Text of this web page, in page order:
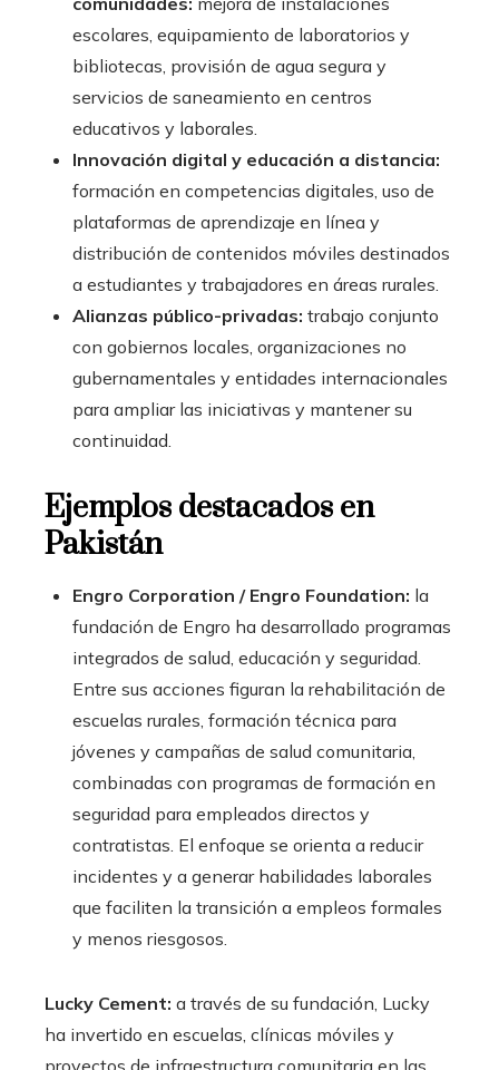
escolares, equipamiento de laboratorios y
bibliotecas, provisión de agua segura y
servicios de saneamiento en centros
educativos y laborales.
Innovación digital y educación a distancia:
formación en competencias digitales, uso de
plataformas de aprendizaje en línea y
distribución de contenidos móviles destinados
a estudiantes y trabajadores en áreas rurales.
Alianzas público-privadas: trabajo conjunto
con gobiernos locales, organizaciones no
gubernamentales y entidades internacionales
para ampliar las iniciativas y mantener su
continuidad.
Ejemplos destacados en
Pakistán
Engro Corporation / Engro Foundation: la
fundación de Engro ha desarrollado programas
integrados de salud, educación y seguridad.
Entre sus acciones figuran la rehabilitación de
escuelas rurales, formación técnica para
jóvenes y campañas de salud comunitaria,
combinadas con programas de formación en
seguridad para empleados directos y
contratistas. El enfoque se orienta a reducir
incidentes y a generar habilidades laborales
que faciliten la transición a empleos formales
y menos riesgosos.
Lucky Cement: a través de su fundación, Lucky
ha invertido en escuelas, clínicas móviles y